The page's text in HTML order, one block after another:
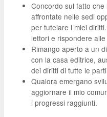
Concordo sul fatto
affrontate nelle sedi
per tutelare i miei
lettori e rispondere
Rimango aperto a un
con la casa editrice,
dei diritti di tutte le
Qualora emergano
aggiornare il mio
i progressi raggiunti.